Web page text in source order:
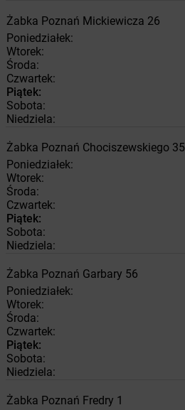
Żabka Poznań Mickiewicza 26
Poniedziałek:
Wtorek:
Środa:
Czwartek:
Piątek:
Sobota:
Niedziela:
Żabka Poznań Chociszewskiego 35
Poniedziałek:
Wtorek:
Środa:
Czwartek:
Piątek:
Sobota:
Niedziela:
Żabka Poznań Garbary 56
Poniedziałek:
Wtorek:
Środa:
Czwartek:
Piątek:
Sobota:
Niedziela:
Żabka Poznań Fredry 1